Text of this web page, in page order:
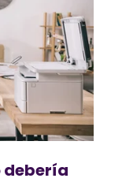
debería